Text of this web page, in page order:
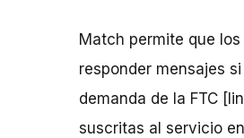
Match permite que
responder mensajes
demanda de la FTC
suscritas al servicio